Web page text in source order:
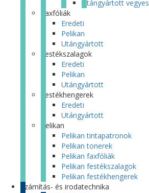
Utángyártott vegyes
Faxfóliák
Eredeti
Pelikan
Utángyártott
Festékszalagok
Eredeti
Pelikan
Utángyártott
Festékhengerek
Eredeti
Utángyártott
Pelikan
Pelikan tintapatronok
Pelikan tonerek
Pelikan faxfóliák
Pelikan festékszalagok
Pelikan festékhengerek
Számítás- és irodatechnika